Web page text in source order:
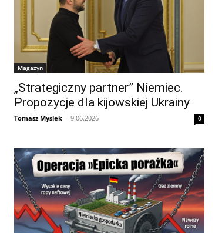
Magazyn
„Strategiczny partner” Niemiec.
Propozycje dla kijowskiej Ukrainy
Tomasz Myslek - 9.06.2026 0